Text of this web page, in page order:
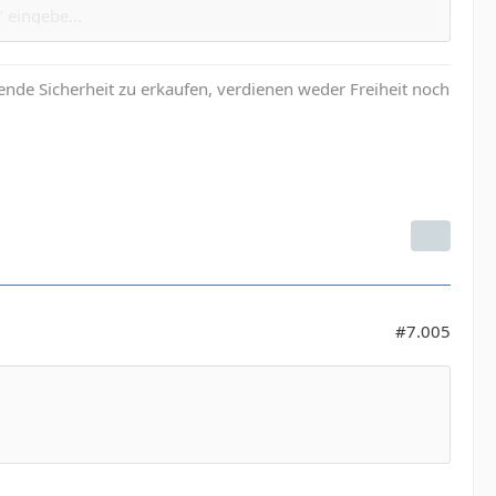
buss-im-arsch"!
zu treten.
Sicherheit zu erkaufen, verdienen weder Freiheit noch
#7.005